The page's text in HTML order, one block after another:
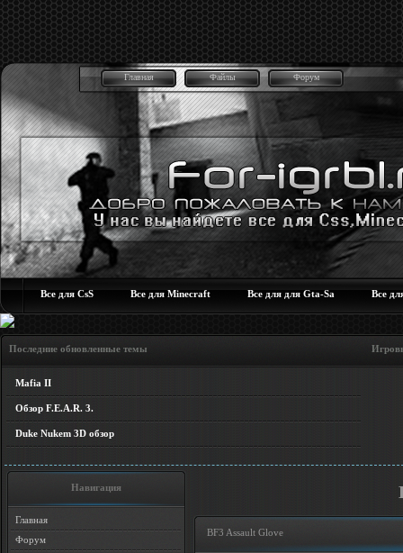
Главная Файлы Форум
Все для CsS Все для Minecraft Все для для Gta-Sa Все
Последние обновленные темы Игровые
Mafia II
Обзор F.E.A.R. 3.
Duke Nukem 3D обзор
Навигация
Главная
Форум
BF3 Assault Glove